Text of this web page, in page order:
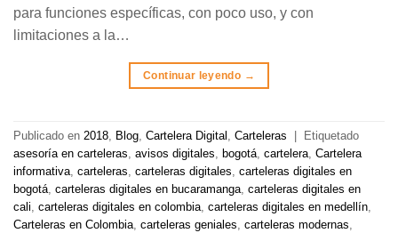
para funciones específicas, con poco uso, y con
limitaciones a la…
Continuar leyendo →
Publicado en 2018, Blog, Cartelera Digital , Carteleras
Etiquetado
asesoría en carteleras, avisos digitales, bogotá, cartelera, Cartelera
informativa, carteleras, carteleras digitales, carteleras digitales en
bogotá, carteleras digitales en bucaramanga, carteleras digitales en
cali, carteleras digitales en colombia, carteleras digitales en medellín,
Carteleras en Colombia, carteleras geniales, carteleras modernas,